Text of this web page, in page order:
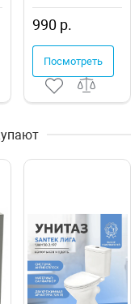
матовая
990 р.
Посмотреть